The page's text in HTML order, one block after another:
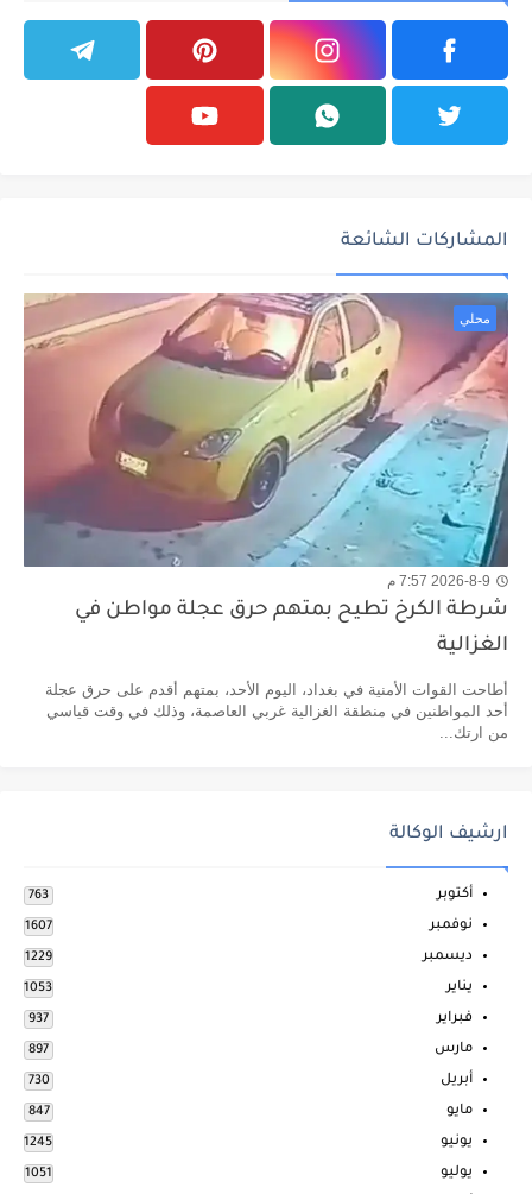
المشاركات الشائعة
محلي
2026-8-9 7:57 م
شرطة الكرخ تطيح بمتهم حرق عجلة مواطن في
الغزالية
​أطاحت القوات الأمنية في بغداد، اليوم الأحد، بمتهم أقدم على حرق عجلة
أحد المواطنين في منطقة الغزالية غربي العاصمة، وذلك في وقت قياسي
من ارتك...
ارشيف الوكالة
أكتوبر 763
نوفمبر 1607
ديسمبر 1229
يناير 1053
فبراير 937
مارس 897
أبريل 730
مايو 847
يونيو 1245
يوليو 1051